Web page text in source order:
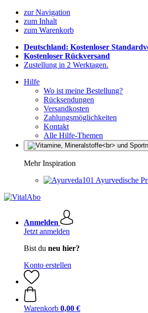
zur Navigation
zum Inhalt
zum Warenkorb
Deutschland: Kostenloser
Kostenloser Rückversand
Zustellung in 2 Werktagen.
Hilfe
Wo ist meine Bestellung?
Rücksendungen
Versandkosten
Zahlungsmöglichkeiten
Kontakt
Alle Hilfe-Themen
Mehr Inspiration
Ayurvedische
Anmelden
Jetzt anmelden
Bist du neu hier?
Konto erstellen
Warenkorb 0,00 €